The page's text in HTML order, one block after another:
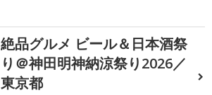
絶品グルメ ビール＆日本酒祭
り＠神田明神納涼祭り2026／
東京都